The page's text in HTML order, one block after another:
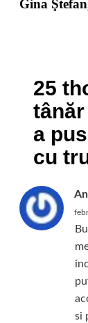
Gina
25
a
cu
si